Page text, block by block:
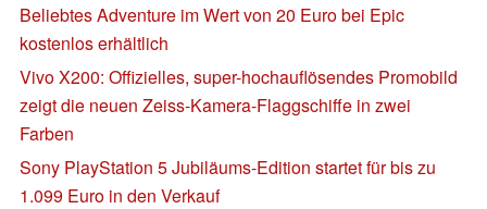
Beliebtes Adventure im Wert von 20 Euro bei Epic
kostenlos erhältlich
Vivo X200: Offizielles, super-hochauflösendes Promobild
zeigt die neuen Zeiss-Kamera-Flaggschiffe in zwei
Farben
Sony PlayStation 5 Jubiläums-Edition startet für bis zu
1.099 Euro in den Verkauf